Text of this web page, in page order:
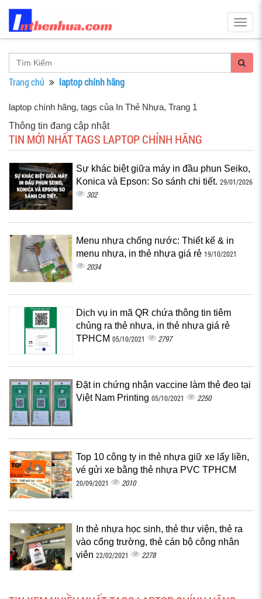
Trang chủ laptop chính hãng
laptop chính hãng, tags của In Thẻ Nhựa, Trang 1
Thông tin đang cập nhật
TIN MỚI NHẤT TAGS LAPTOP CHÍNH HÃNG
Sự khác biệt giữa máy in đầu phun Seiko,
Konica và Epson: So sánh chi tiết. 29/01/2026
302
Menu nhựa chống nước: Thiết kế & in
menu nhựa, in thẻ nhựa giá rẻ 19/10/2021
2034
Dịch vụ in mã QR chứa thông tin tiêm
chủng ra thẻ nhựa, in thẻ nhựa giá rẻ
TPHCM 05/10/2021 2797
Đặt in chứng nhận vaccine làm thẻ đeo tại
Việt Nam Printing 05/10/2021 2250
Top 10 công ty in thẻ nhựa giữ xe lấy liền,
vé gửi xe bằng thẻ nhựa PVC TPHCM
20/09/2021 2010
In thẻ nhựa học sinh, thẻ thư viện, thẻ ra
vào cổng trường, thẻ cán bộ công nhân
viên 22/02/2021 2278